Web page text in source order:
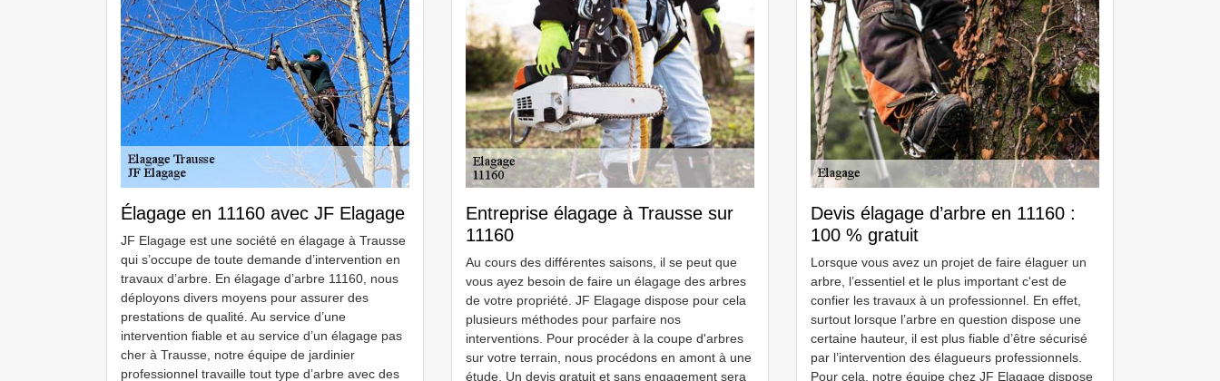
Élagage en 11160 avec JF Elagage
JF Elagage est une société en élagage à Trausse
qui s’occupe de toute demande d’intervention en
travaux d’arbre. En élagage d’arbre 11160, nous
déployons divers moyens pour assurer des
prestations de qualité. Au service d’une
intervention fiable et au service d’un élagage pas
cher à Trausse, notre équipe de jardinier
professionnel travaille tout type d’arbre avec des
Entreprise élagage à Trausse sur
11160
Au cours des différentes saisons, il se peut que
vous ayez besoin de faire un élagage des arbres
de votre propriété. JF Elagage dispose pour cela
plusieurs méthodes pour parfaire nos
interventions. Pour procéder à la coupe d'arbres
sur votre terrain, nous procédons en amont à une
étude. Un devis gratuit et sans engagement sera
Devis élagage d’arbre en 11160 :
100 % gratuit
Lorsque vous avez un projet de faire élaguer un
arbre, l’essentiel et le plus important c'est de
confier les travaux à un professionnel. En effet,
surtout lorsque l’arbre en question dispose une
certaine hauteur, il est plus fiable d’être sécurisé
par l’intervention des élagueurs professionnels.
Pour cela, notre équipe chez JF Elagage dispose